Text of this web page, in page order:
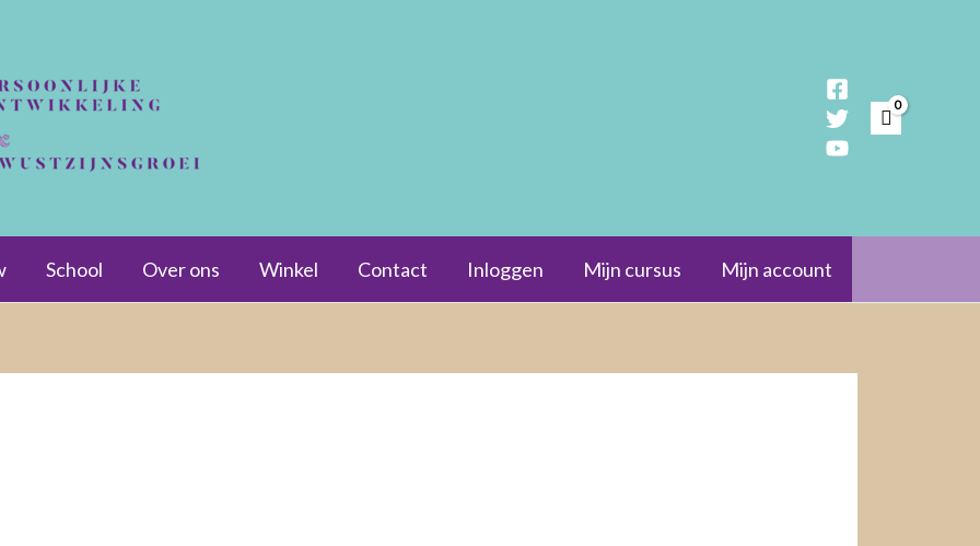
School Over ons Winkel Contact Inloggen Mijn cursus Mijn account